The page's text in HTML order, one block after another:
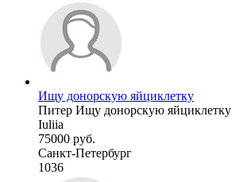
Ищу донорскую яйциклетку
Питер Ищу донорскую яйциклетку
Iuliia
75000 руб.
Санкт-Петербург
1036